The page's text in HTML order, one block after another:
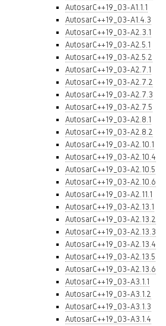
AutosarC++19_03-A1.1.1
AutosarC++19_03-A1.4.3
AutosarC++19_03-A2.3.1
AutosarC++19_03-A2.5.1
AutosarC++19_03-A2.5.2
AutosarC++19_03-A2.7.1
AutosarC++19_03-A2.7.2
AutosarC++19_03-A2.7.3
AutosarC++19_03-A2.7.5
AutosarC++19_03-A2.8.1
AutosarC++19_03-A2.8.2
AutosarC++19_03-A2.10.1
AutosarC++19_03-A2.10.4
AutosarC++19_03-A2.10.5
AutosarC++19_03-A2.10.6
AutosarC++19_03-A2.11.1
AutosarC++19_03-A2.13.1
AutosarC++19_03-A2.13.2
AutosarC++19_03-A2.13.3
AutosarC++19_03-A2.13.4
AutosarC++19_03-A2.13.5
AutosarC++19_03-A2.13.6
AutosarC++19_03-A3.1.1
AutosarC++19_03-A3.1.2
AutosarC++19_03-A3.1.3
AutosarC++19_03-A3.1.4